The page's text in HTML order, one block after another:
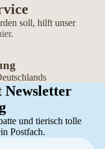
soll, hilft unser
.
Newsletter
und tierisch tolle
Postfach.